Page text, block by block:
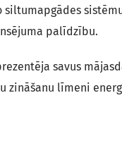
palīdzību.
savus
zināšanu līmeni